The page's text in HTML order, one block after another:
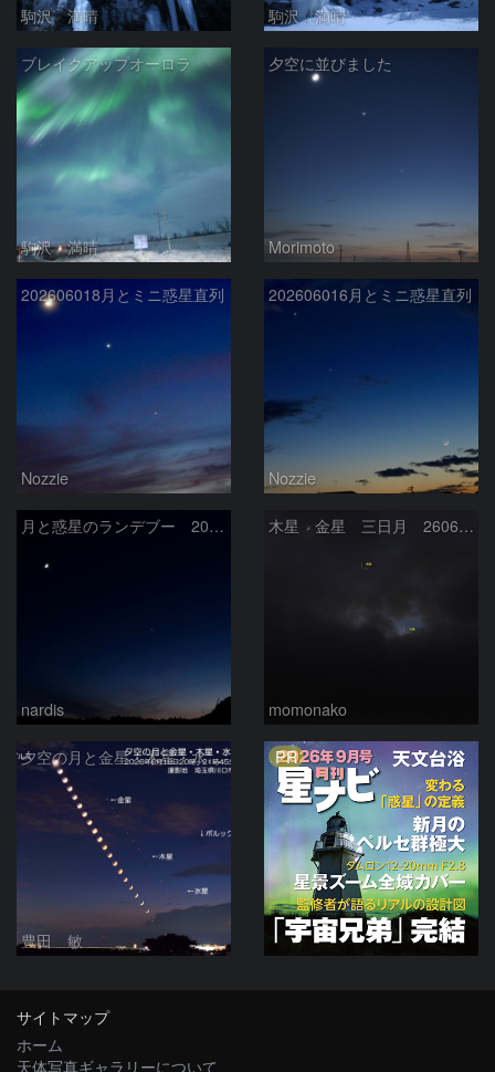
駒沢 満晴 駒沢 満晴
ブレイクアップオーロラ
駒沢 満晴
夕空に並びました
Morimoto
202606018月とミニ惑星直列
Nozzie
202606016月とミニ惑星直列
Nozzie
月と惑星のランデブー 2026/06/19
nardis
木星 金星 三日月 260618
momonako
夕空の月と金星・木星・水星の接近 2026/6/18
豊田 敏
PR
サイトマップ
ホーム
天体写真ギャラリーについて